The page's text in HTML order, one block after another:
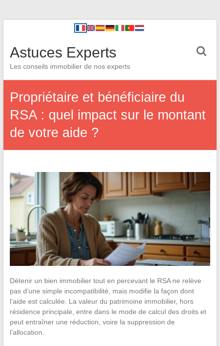
Astuces Experts
Les conseils immobilier de nos experts
Propriétaire et bénéficiaire du
RSA : quel impact sur le montant
de votre aide ?
Détenir un bien immobilier tout en percevant le RSA ne relève
pas d’une simple incompatibilité, mais modifie la façon dont
l’aide est calculée. La valeur du patrimoine immobilier, hors
résidence principale, entre dans le mode de calcul des droits et
peut entraîner une réduction, voire la suppression de
l’allocation.